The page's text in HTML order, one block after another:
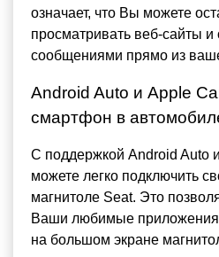
означает, что Вы можете
просматривать веб-сайты и
сообщениями прямо из
Android Auto и Apple
смартфон в
С поддержкой Android Auto
можете легко подключить
магнитоле Seat. Это
Ваши любимые
на большом экране